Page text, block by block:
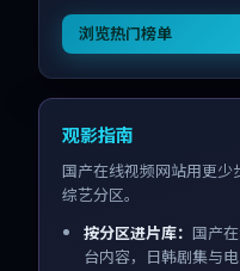
浏览热门榜单
观影指南
国产在线视频网站用更
综艺分区。
按分区进片库： 国产
台内容，日韩剧集与电